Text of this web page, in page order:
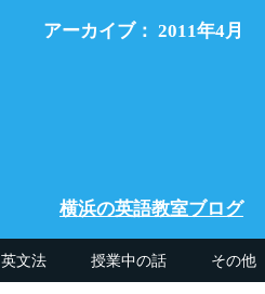
アーカイブ： 2011年4月
横浜の英語教室ブログ
英文法 授業中の話 その他